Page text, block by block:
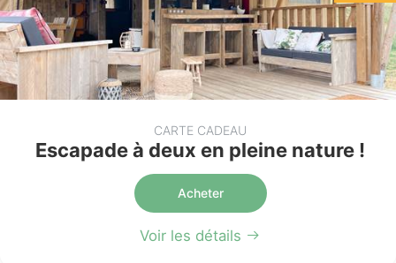
CARTE CADEAU
Escapade à deux en pleine nature !
Acheter
Voir les détails